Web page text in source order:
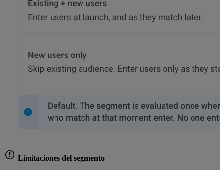
Limitaciones del segmento